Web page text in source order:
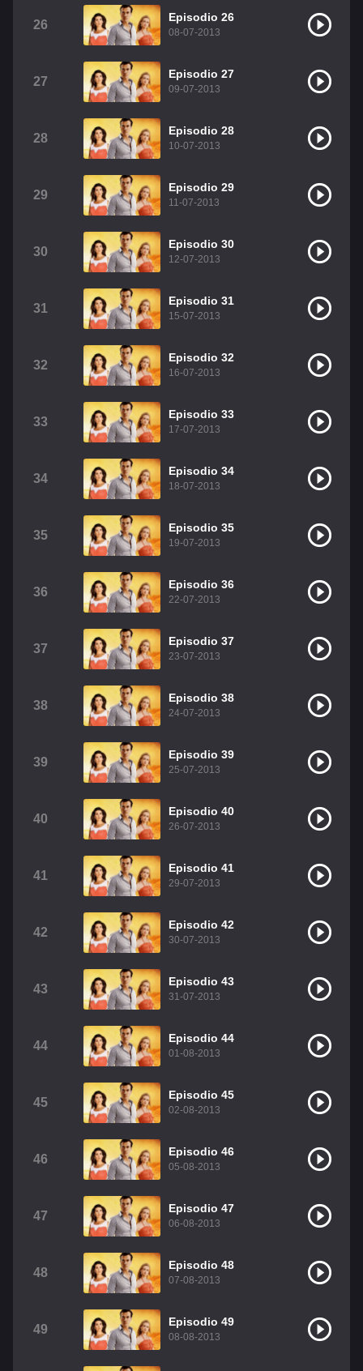
26
Episodio 26
08-07-2013
27
Episodio 27
09-07-2013
28
Episodio 28
10-07-2013
29
Episodio 29
11-07-2013
30
Episodio 30
12-07-2013
31
Episodio 31
15-07-2013
32
Episodio 32
16-07-2013
33
Episodio 33
17-07-2013
34
Episodio 34
18-07-2013
35
Episodio 35
19-07-2013
36
Episodio 36
22-07-2013
37
Episodio 37
23-07-2013
38
Episodio 38
24-07-2013
39
Episodio 39
25-07-2013
40
Episodio 40
26-07-2013
41
Episodio 41
29-07-2013
42
Episodio 42
30-07-2013
43
Episodio 43
31-07-2013
44
Episodio 44
01-08-2013
45
Episodio 45
02-08-2013
46
Episodio 46
05-08-2013
47
Episodio 47
06-08-2013
48
Episodio 48
07-08-2013
49
Episodio 49
08-08-2013